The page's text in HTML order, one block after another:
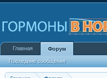
Главная Форум
Последние сообщения